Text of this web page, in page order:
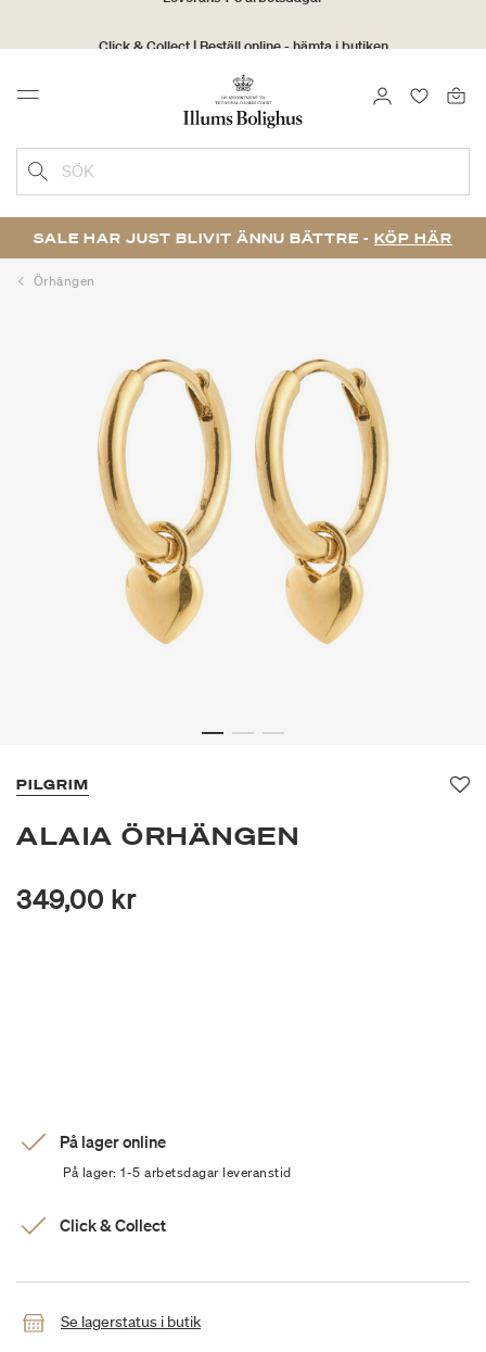
30 dagars returrätt
Menu LOGGA IN
SÖK
SALE HAR JUST BLIVIT ÄNNU BÄTTRE - KÖP HÄR
Örhängen
PILGRIM
ALAIA ÖRHÄNGEN
349,00 kr
På lager online
På lager: 1-5 arbetsdagar leveranstid
Click & Collect
Se lagerstatus i butik